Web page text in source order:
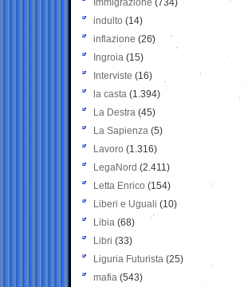
Immigrazione (734)
indulto (14)
inflazione (26)
Ingroia (15)
Interviste (16)
la casta (1.394)
La Destra (45)
La Sapienza (5)
Lavoro (1.316)
LegaNord (2.411)
Letta Enrico (154)
Liberi e Uguali (10)
Libia (68)
Libri (33)
Liguria Futurista (25)
mafia (543)